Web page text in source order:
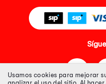
Usamos cookies para mejorar